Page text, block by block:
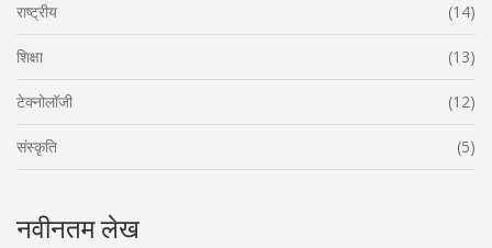
राष्ट्रीय (14)
शिक्षा (13)
टेक्नोलॉजी (12)
संस्कृति (5)
नवीनतम लेख